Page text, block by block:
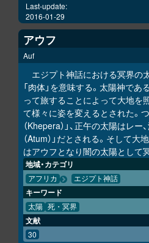
Last-update:
2016-01-29
アウフ
Auf
エジプト神話における冥界の
「肉体」を意味する。太陽神であ
って旅することによって大地を
て様々に姿を変えるとされた。
（Khepera）」、正午の太陽はレー
（Atum）」だとされる。そして
はアウフとなり闇の太陽として
地域・カテゴリ
アフリカ エジプト神話
キーワード
太陽 死・冥界
文献
30